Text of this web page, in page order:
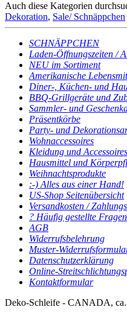
Auch diese Kategorien
Dekoration, Sale/ Schnäppchen
SCHNÄPPCHEN
Laden-Öffnungszeiten /
NEU im Sortiment
Amerikanische
Diner-, Küchen- und
BBQ-Grillgeräte und
Sammler- und
Präsentkörbe
Party- und
Wohnaccessoires
Kleidung und Accessoires
Hausmittel und
Weihnachtsprodukte
:-) Alles aus einer Hand!
US-Shop Seitenübersicht
Versandkosten /
? Häufig gestellte Fragen
AGB
Widerrufsbelehrung
Muster-
Datenschutzerklärung
Online-
Kontaktformular
Deko-Schleife - CANADA,